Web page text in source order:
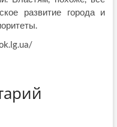
развитие города и